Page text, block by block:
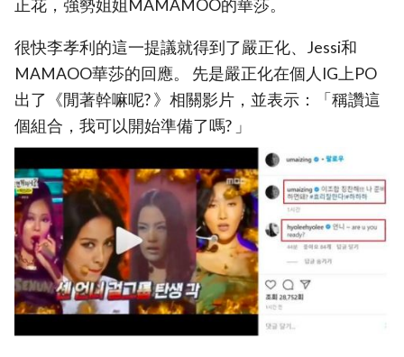
正花，強勢姐姐MAMAMOO的華莎。
很快李孝利的這一提議就得到了嚴正化、Jessi和
MAMAOO華莎的回應。 先是嚴正化在個人IG上PO
出了《閒著幹嘛呢? 》相關影片，並表示：「稱讚這
個組合，我可以開始準備了嗎? 」